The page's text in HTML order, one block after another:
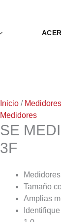
Inicio / Medidores
Medidores
SE
3F
Tamaño
Amplias